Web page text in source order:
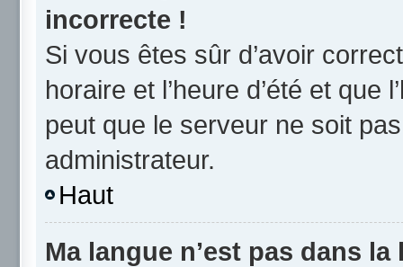
incorrecte !
Si vous êtes sûr d’avoir
horaire et l’heure d’été et que
peut que le serveur ne soit
administrateur.
Haut
Ma langue n’est pas dans la